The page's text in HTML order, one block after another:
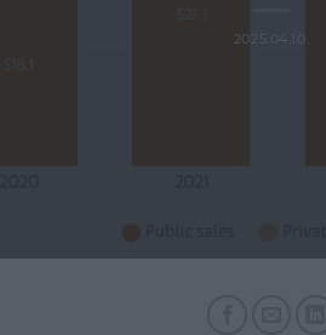
2025.04.10.